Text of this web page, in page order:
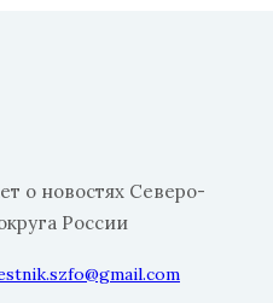
о новостях Северо-
России